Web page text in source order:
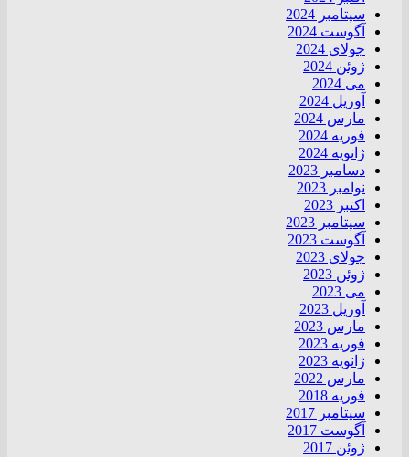
سپتامبر 2024
آگوست 2024
جولای 2024
ژوئن 2024
می 2024
آوریل 2024
مارس 2024
فوریه 2024
ژانویه 2024
دسامبر 2023
نوامبر 2023
اکتبر 2023
سپتامبر 2023
آگوست 2023
جولای 2023
ژوئن 2023
می 2023
آوریل 2023
مارس 2023
فوریه 2023
ژانویه 2023
مارس 2022
فوریه 2018
سپتامبر 2017
آگوست 2017
ژوئن 2017